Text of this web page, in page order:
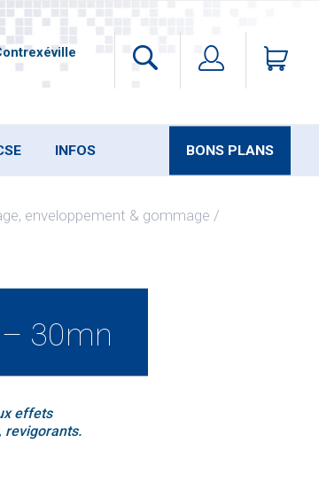
INFOS BONS PLANS
enveloppement & gommage
30mn
effets
revigorants.